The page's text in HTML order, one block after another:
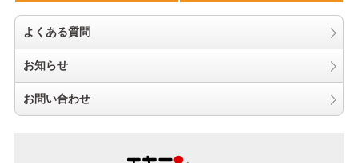
よくある質問
お知らせ
お問い合わせ